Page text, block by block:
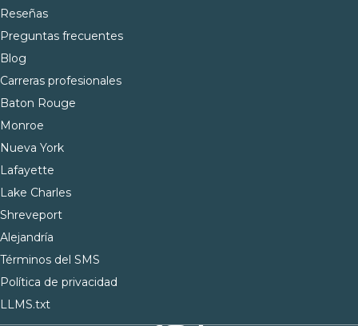
Reseñas
Preguntas frecuentes
Blog
Carreras profesionales
Baton Rouge
Monroe
Nueva York
Lafayette
Lake Charles
Shreveport
Alejandría
Términos del SMS
Política de privacidad
LLMS.txt